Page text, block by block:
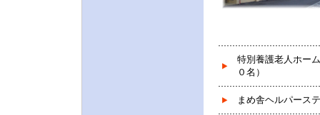
特別養護老人ホー
０名）
まめ舎ヘルパース